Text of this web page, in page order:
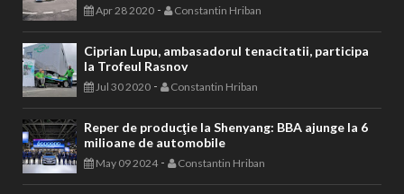
Apr 28 2020 - Constantin Hriban
Ciprian Lupu, ambasadorul tenacitatii, participa
la Trofeul Rasnov
Jul 30 2020 - Constantin Hriban
Reper de producţie la Shenyang: BBA ajunge la 6
milioane de automobile
May 09 2024- Constantin Hriban